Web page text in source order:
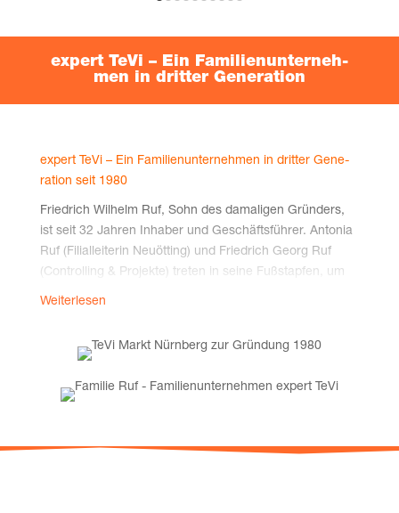
expert TeVi – Ein Fami­li­en­un­ter­neh­
men in drit­ter Generation
expert TeVi – Ein Fami­li­en­un­ter­neh­men in drit­ter Gene­
ra­ti­on seit 1980
Fried­rich Wil­helm Ruf, Sohn des dama­li­gen Grün­ders,
ist seit 32 Jah­ren Inha­ber und Geschäfts­füh­rer. Anto­nia
Ruf (Fili­al­lei­te­rin Neuöt­ting) und Fried­rich Georg Ruf
(Con­trol­ling & Pro­jek­te) tre­ten in sei­ne Fuß­stap­fen, um
die Zukunft von TeVi mit­zu­ge­stal­ten und die Tra­di­ti­on
Bei uns ver­bin­den sich Tra­di­ti­on und Inno­va­ti­on – für
Weiterlesen